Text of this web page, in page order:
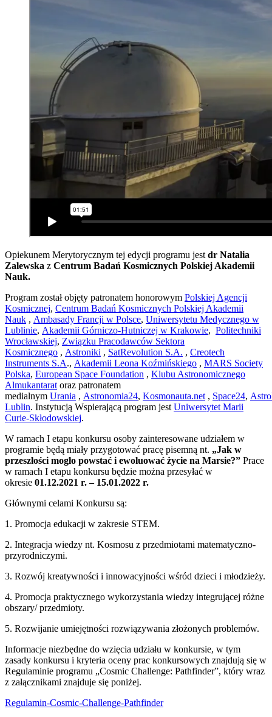
Opiekunem Merytorycznym tej edycji programu jest dr Natalia
Zalewska z Centrum Badań Kosmicznych Polskiej Akademii
Nauk.
Program został objęty patronatem honorowym Polskiej Agencji
Kosmicznej, Centrum Badań Kosmicznych Polskiej Akademii
Nauk , Ambasady Francji w Polsce, Uniwersytetu Medycznego w
Lublinie, Akademii Górniczo-Hutniczej w Krakowie, Politechniki
Wrocławskiej, Związku Pracodawców Sektora
Kosmicznego , Astroniki , SatRevolution S.A. , Creotech
Instruments S.A., Akademii Leona Koźmińskiego , MARS Society
Polska, European Space Foundation , Klubu Astronomicznego
Almukantarat oraz patronatem
medialnym Urania , Astronomia24, Kosmonauta.net , Space24,
Lublin. Instytucją Wspierającą program jest Uniwersytet Marii
Curie-Skłodowskiej.
W ramach I etapu konkursu osoby zainteresowane udziałem w
programie będą miały przygotować pracę pisemną nt. „Jak w
przeszłości mogło powstać i ewoluować życie na Marsie?” Prace
w ramach I etapu konkursu będzie można przesyłać w
okresie 01.12.2021 r. – 15.01.2022 r.
Głównymi celami Konkursu są:
1. Promocja edukacji w zakresie STEM.
2. Integracja wiedzy nt. Kosmosu z przedmiotami matematyczno-
przyrodniczymi.
3. Rozwój kreatywności i innowacyjności wśród dzieci i młodzieży.
4. Promocja praktycznego wykorzystania wiedzy integrującej różne
obszary/ przedmioty.
5. Rozwijanie umiejętności rozwiązywania złożonych problemów.
Informacje niezbędne do wzięcia udziału w konkursie, w tym
zasady konkursu i kryteria oceny prac konkursowych znajdują się w
Regulaminie programu „Cosmic Challenge: Pathfinder”, który wraz
z załącznikami znajduje się poniżej.
Regulamin-Cosmic-Challenge-Pathfinder